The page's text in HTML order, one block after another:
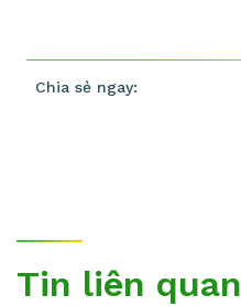
Chia sẻ ngay:
Tin liên quan